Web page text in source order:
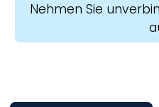
Nehmen Sie